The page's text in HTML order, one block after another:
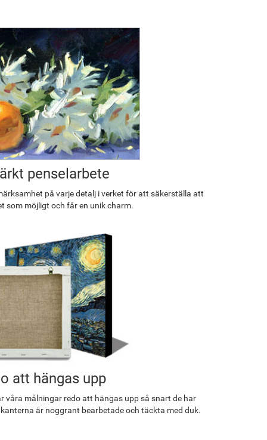
penselarbete
på varje detalj i verket för att säkerställa att
som möjligt och får en unik charm.
att hängas upp
våra målningar redo att hängas upp så snart de har
är noggrant bearbetade och täckta med duk.